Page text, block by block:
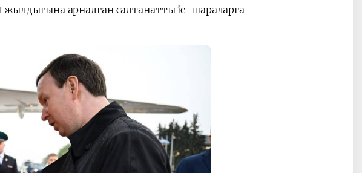
арналған салтанатты іс-шараларға